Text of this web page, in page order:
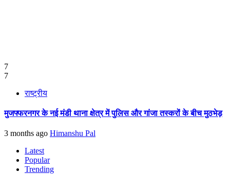
7
7
राष्ट्रीय
मुजफ्फरनगर के नई मंडी थाना क्षेत्र में पुलिस और गांजा तस्करों के बीच मुठभेड़
3 months ago Himanshu Pal
Latest
Popular
Trending